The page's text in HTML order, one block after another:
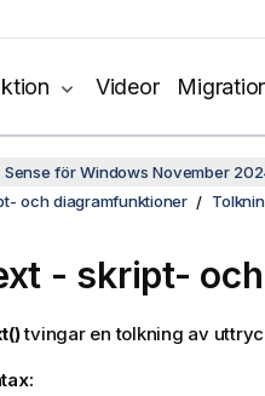
Videor
Sense för Windows November
och diagramfunktioner
- skript-
tvingar en tolkning av